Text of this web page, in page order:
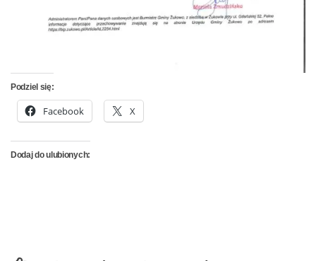
Podziel się:
Facebook X
Dodaj do ulubionych: